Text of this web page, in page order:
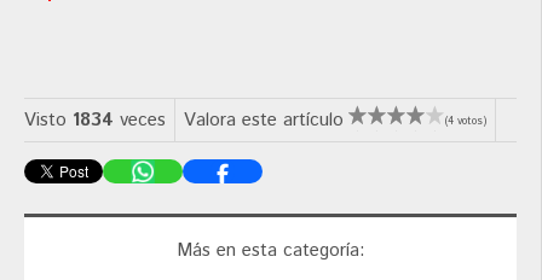
Visto 1834 veces Valora este artículo (4 votos)
Más en esta categoría: